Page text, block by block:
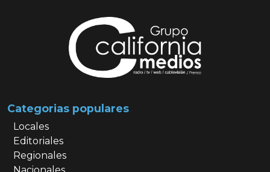
Categorias populares
Locales
Editoriales
Regionales
Nacionales